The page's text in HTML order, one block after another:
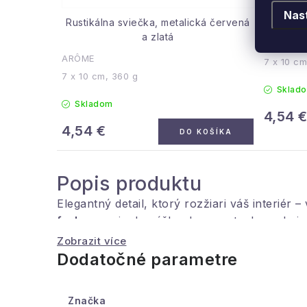
Rustikálna sviečka, metalická červená
a zlatá
ARÔME
7 x 10 cm, 360 g
Skladom
4,54 € DO KOŠÍKA
7 x 10
4,54 €
Popis produktu
Elegantný detail, ktorý rozžiari váš interiér
farbe
vnesie do vášho domova teplo,
ktoré zaručujú dlhú dobu horenia a
stane nádherným doplnkom vianočnej
neparfumovaná
Zobrazit více
Dodatočné parametre
Značka